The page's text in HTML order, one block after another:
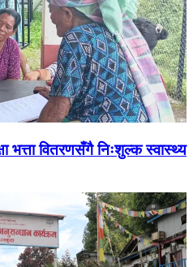
भत्ता वितरणसँगै निःशुल्क स्वास्थ्य